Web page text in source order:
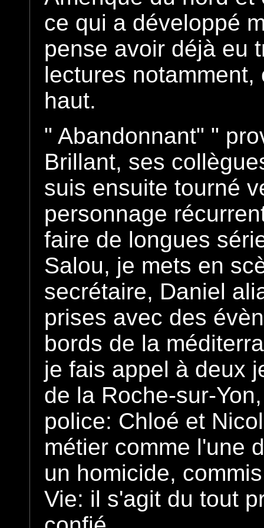
ce qui a développé
pense avoir déjà eu
lectures
haut.
" Abandonnant" "
Brillant, ses
suis ensuite tourné
personnage
faire de longues
Salou, je mets en
secrétaire, Daniel
prises avec des
bords de la
je fais appel à deux
de la Roche-sur-
police: Chloé et
métier comme l'une
un homicide,
Vie: il s'agit du tout